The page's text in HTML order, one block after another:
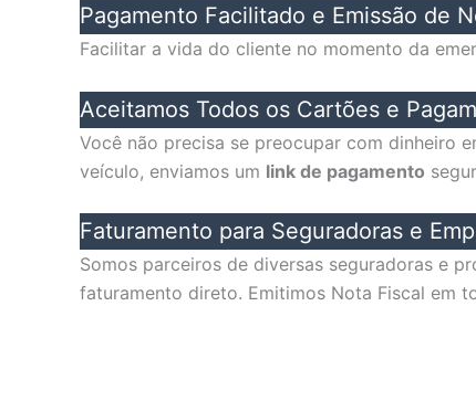
Pagamento Facilitado e Emissão de
Facilitar a vida do cliente no momento da
Aceitamos Todos os Cartões e
Você não precisa se preocupar com dinheiro
veículo, enviamos um link de pagamento
Faturamento para Seguradoras e
Somos parceiros de diversas seguradoras e
faturamento direto. Emitimos Nota Fiscal em